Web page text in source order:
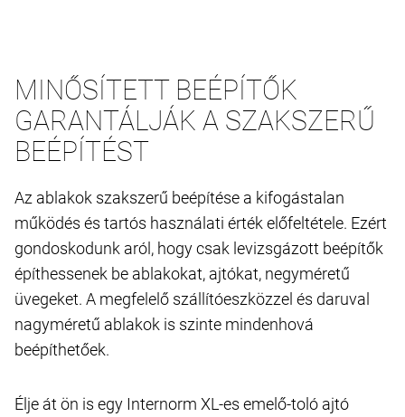
MINŐSÍTETT BEÉPÍTŐK
GARANTÁLJÁK A SZAKSZERŰ
BEÉPÍTÉST
Az ablakok szakszerű beépítése a kifogástalan
működés és tartós használati érték előfeltétele. Ezért
gondoskodunk aról, hogy csak levizsgázott beépítők
építhessenek be ablakokat, ajtókat, negyméretű
üvegeket. A megfelelő szállítóeszközzel és daruval
nagyméretű ablakok is szinte mindenhová
beépíthetőek.
Élje át ön is egy Internorm XL-es emelő-toló ajtó